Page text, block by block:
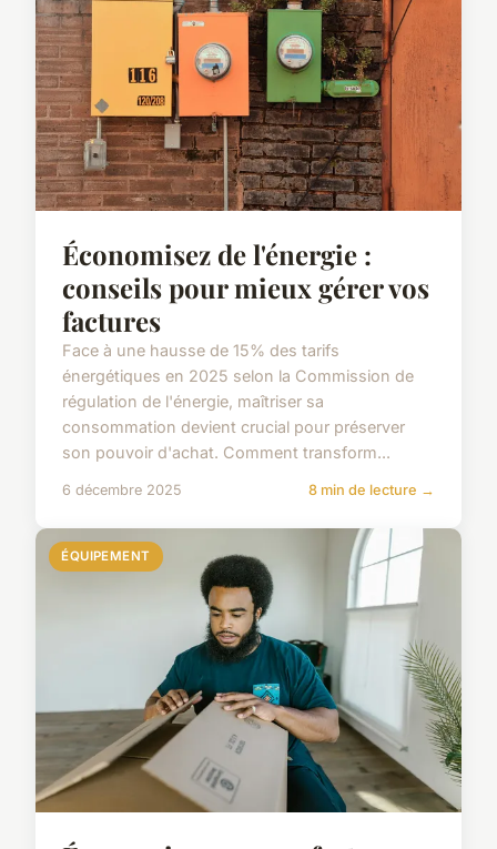
Économisez de l'énergie :
conseils pour mieux gérer vos
factures
Face à une hausse de 15% des tarifs
énergétiques en 2025 selon la Commission de
régulation de l'énergie, maîtriser sa
consommation devient crucial pour préserver
son pouvoir d'achat. Comment transform...
6 décembre 2025 8 min de lecture →
ÉQUIPEMENT